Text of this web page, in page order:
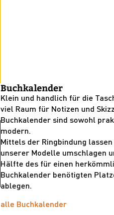
Buchkalender
Klein und handlich für die
viel Raum für Notizen und
Buchkalender sind sowohl
modern.
Mittels der Ringbindung
unserer Modelle umschlagen
Hälfte des für einen
Buchkalender benötigten
ablegen.
alle Buchkalender